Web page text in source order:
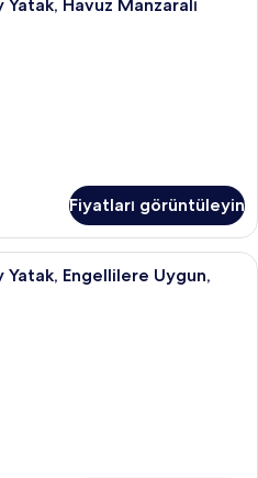
Havuz Manzaralı
Fiyatları görüntüleyin
Anti alerjik yatak takımı, odada kasa,
Yatak, Engellilere Uygun,